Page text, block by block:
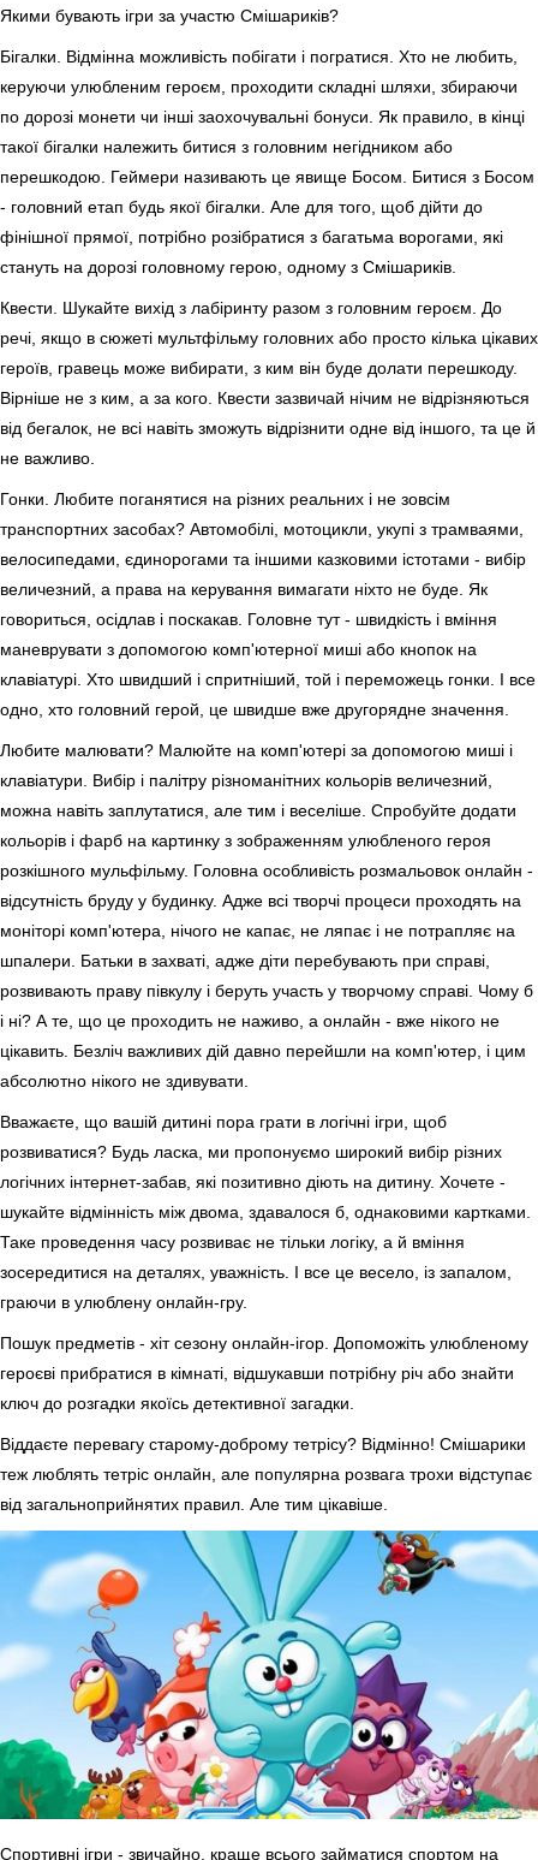
Якими бувають ігри за участю Смішариків?
Бігалки. Відмінна можливість побігати і погратися. Хто не любить,
керуючи улюбленим героєм, проходити складні шляхи, збираючи
по дорозі монети чи інші заохочувальні бонуси. Як правило, в кінці
такої бігалки належить битися з головним негідником або
перешкодою. Геймери називають це явище Босом. Битися з Босом
- головний етап будь якої бігалки. Але для того, щоб дійти до
фінішної прямої, потрібно розібратися з багатьма ворогами, які
стануть на дорозі головному герою, одному з Смішариків.
Квести. Шукайте вихід з лабіринту разом з головним героєм. До
речі, якщо в сюжеті мультфільму головних або просто кілька цікавих
героїв, гравець може вибирати, з ким він буде долати перешкоду.
Вірніше не з ким, а за кого. Квести зазвичай нічим не відрізняються
від бегалок, не всі навіть зможуть відрізнити одне від іншого, та це й
не важливо.
Гонки. Любите поганятися на різних реальних і не зовсім
транспортних засобах? Автомобілі, мотоцикли, укупі з трамваями,
велосипедами, єдинорогами та іншими казковими істотами - вибір
величезний, а права на керування вимагати ніхто не буде. Як
говориться, осідлав і поскакав. Головне тут - швидкість і вміння
маневрувати з допомогою комп'ютерної миші або кнопок на
клавіатурі. Хто швидший і спритніший, той і переможець гонки. І все
одно, хто головний герой, це швидше вже другорядне значення.
Любите малювати? Малюйте на комп'ютері за допомогою миші і
клавіатури. Вибір і палітру різноманітних кольорів величезний,
можна навіть заплутатися, але тим і веселіше. Спробуйте додати
кольорів і фарб на картинку з зображенням улюбленого героя
розкішного мульфільму. Головна особливість розмальовок онлайн -
відсутність бруду у будинку. Адже всі творчі процеси проходять на
моніторі комп'ютера, нічого не капає, не ляпає і не потрапляє на
шпалери. Батьки в захваті, адже діти перебувають при справі,
розвивають праву півкулу і беруть участь у творчому справі. Чому б
і ні? А те, що це проходить не наживо, а онлайн - вже нікого не
цікавить. Безліч важливих дій давно перейшли на комп'ютер, і цим
абсолютно нікого не здивувати.
Вважаєте, що вашій дитині пора грати в логічні ігри, щоб
розвиватися? Будь ласка, ми пропонуємо широкий вибір різних
логічних інтернет-забав, які позитивно діють на дитину. Хочете -
шукайте відмінність між двома, здавалося б, однаковими картками.
Таке проведення часу розвиває не тільки логіку, а й вміння
зосередитися на деталях, уважність. І все це весело, із запалом,
граючи в улюблену онлайн-гру.
Пошук предметів - хіт сезону онлайн-ігор. Допоможіть улюбленому
героєві прибратися в кімнаті, відшукавши потрібну річ або знайти
ключ до розгадки якоїсь детективної загадки.
Віддаєте перевагу старому-доброму тетрісу? Відмінно! Смішарики
теж люблять тетріс онлайн, але популярна розвага трохи відступає
від загальноприйнятих правил. Але тим цікавіше.
Спортивні ігри - звичайно, краще всього займатися спортом на